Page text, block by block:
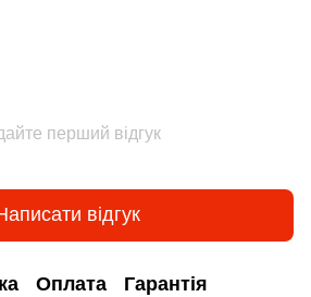
перший відгук
відгук
Оплата Гарантія